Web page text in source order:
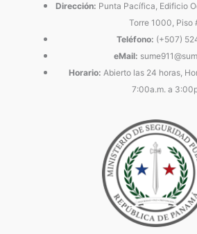
Dirección: Punta Pacífica, Edificio
Torre 1000, Piso
Teléfono: (+507)
eMail:
Horario: Abierto las 24 horas,
7:00a.m. a